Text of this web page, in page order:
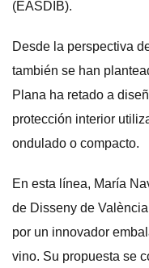
(EASDIB).
Desde la perspectiva
también se han
Plana ha retado a
protección interior
ondulado o compacto.
En esta línea, María
de Disseny de
por un innovador
vino. Su propuesta se